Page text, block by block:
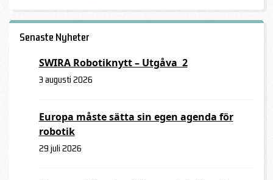
Senaste Nyheter
SWIRA Robotiknytt – Utgåva 2
3 augusti 2026
Europa måste sätta sin egen agenda för
robotik
29 juli 2026